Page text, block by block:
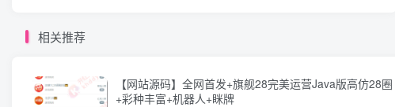
相关推荐
【网站源码】全网首发+旗舰28完美运营Java版高仿28圈
+彩种丰富+机器人+眯牌